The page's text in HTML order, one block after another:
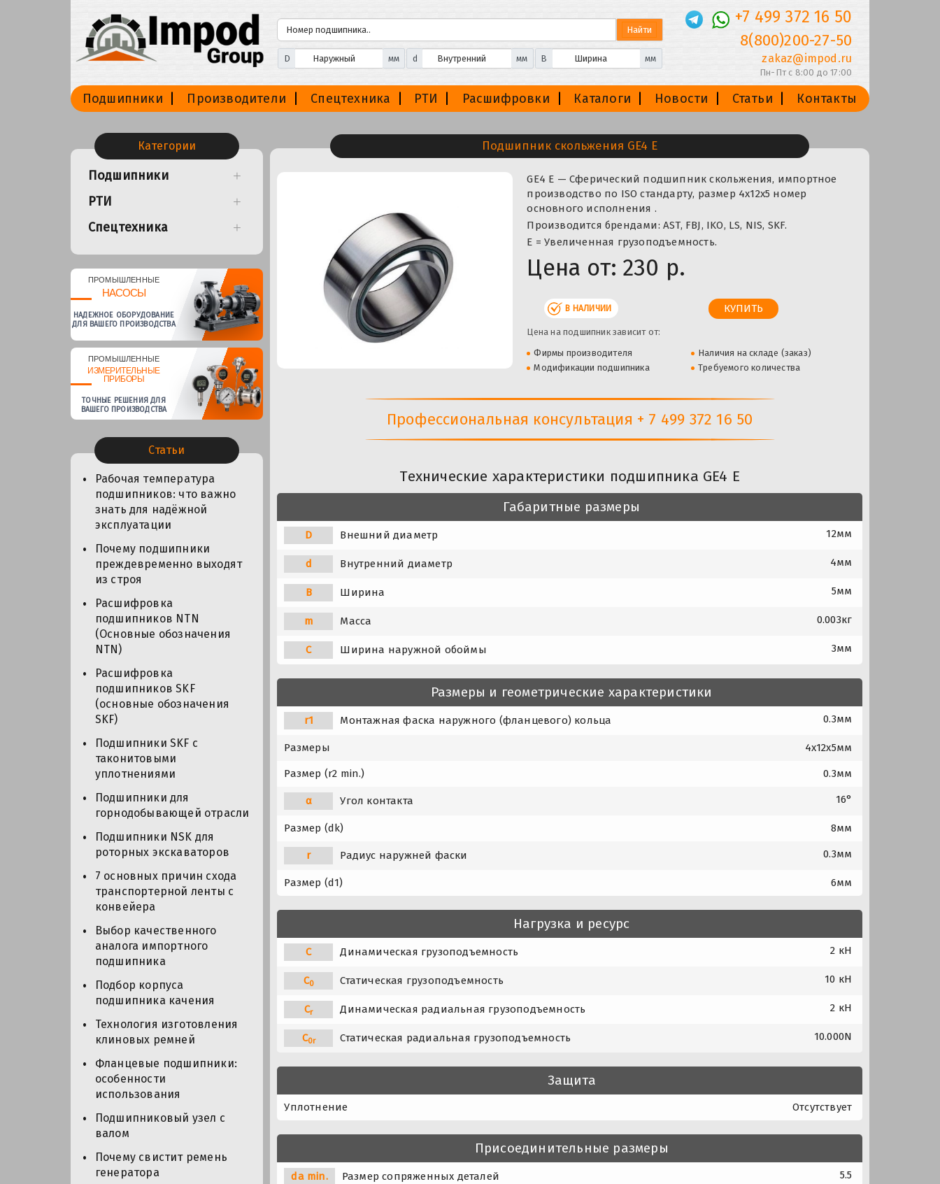
D мм d мм B мм
+7 499 372 16 50
8(800)200-27-50
zakaz@impod.ru
Пн-Пт с 8:00 до 17:00
Подшипники Производители Спецтехника РТИ Расшифровки Каталоги Новости Статьи Контакты
Категории
Подшипники
РТИ
Спецтехника
ПРОМЫШЛЕННЫЕ
НАСОСЫ
НАДЕЖНОЕ ОБОРУДОВАНИЕ
ДЛЯ ВАШЕГО ПРОИЗВОДСТВА
ПРОМЫШЛЕННЫЕ
ИЗМЕРИТЕЛЬНЫЕ
ПРИБОРЫ
ТОЧНЫЕ РЕШЕНИЯ ДЛЯ
ВАШЕГО ПРОИЗВОДСТВА
Статьи
Рабочая температура
подшипников: что важно
знать для надёжной
эксплуатации
Почему подшипники
преждевременно выходят
из строя
Расшифровка
подшипников NTN
(Основные обозначения
NTN)
Расшифровка
подшипников SKF
(основные обозначения
SKF)
Подшипники SKF с
таконитовыми
уплотнениями
Подшипники для
горнодобывающей отрасли
Подшипники NSK для
роторных экскаваторов
7 основных причин схода
транспортерной ленты с
конвейера
Выбор качественного
аналога импортного
подшипника
Подбор корпуса
подшипника качения
Технология изготовления
клиновых ремней
Фланцевые подшипники:
особенности
использования
Подшипниковый узел с
валом
Почему свистит ремень
генератора
Подшипник скольжения GE4 E
GE4 E — Сферический подшипник скольжения, импортное
производство по ISO стандарту, размер 4x12x5 номер
основного исполнения .
Производится брендами: AST, FBJ, IKO, LS, NIS, SKF.
Е = Увеличенная грузоподъемность.
Цена от: 230 р.
В НАЛИЧИИ
Цена на подшипник зависит от:
Фирмы производителя
Наличия на складе (заказ)
Модификации подшипника
Требуемого количества
Профессиональная консультация + 7 499 372 16 50
Технические характеристики подшипника GE4 E
Габаритные размеры
D Внешний диаметр 12мм
d Внутренний диаметр 4мм
B Ширина 5мм
m Масса 0.003кг
C Ширина наружной обоймы 3мм
Размеры и геометрические характеристики
r1 Монтажная фаска наружного (фланцевого) кольца 0.3мм
Размеры 4x12x5мм
Размер (r2 min.) 0.3мм
α Угол контакта 16°
Размер (dk) 8мм
r Радиус наружней фаски 0.3мм
Размер (d1) 6мм
Нагрузка и ресурс
C Динамическая грузоподъемность 2 кН
C0 Статическая грузоподъемность 10 кН
Cr Динамическая радиальная грузоподъемность 2 кН
C0r Статическая радиальная грузоподъемность 10.000N
Защита
Уплотнение Отсутствует
Присоединительные размеры
da min. Размер сопряженных деталей 5.5